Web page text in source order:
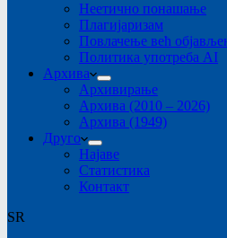
Неетично понашање
Плагијаризам
Повлачење већ
Политика употреба AI
Архива
Архивирање
Архива (2010 – 2026)
Архива (1949)
Друго
Најаве
Статистика
Контакт
SR